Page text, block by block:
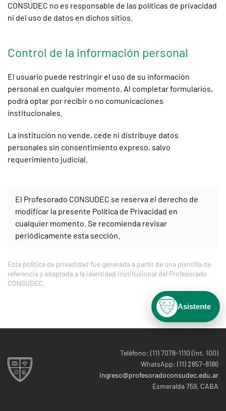
CONSUDEC no es responsable de las políticas de privacidad
ni del uso de datos en dichos sitios.
Control de la información personal
El usuario puede restringir el uso de su información
personal en cualquier momento. Al completar formularios,
podrá optar por recibir o no comunicaciones
institucionales.
La institución no vende, cede ni distribuye datos
personales sin consentimiento expreso, salvo
requerimiento judicial.
El Profesorado CONSUDEC se reserva el derecho de
modificar la presente Política de Privacidad en
cualquier momento. Se recomienda revisar
periódicamente esta sección.
Esta política de privacidad fue generada a partir de una plantilla de
referencia y adaptada a la identidad institucional del Profesorado
CONSUDEC.
Teléfono: (11) 7078-1110 (int. 100)
WhatsApp: (11) 2857-8186
ingreso@profesoradoconsudec.edu.ar
Esmeralda 759, CABA
Asistente